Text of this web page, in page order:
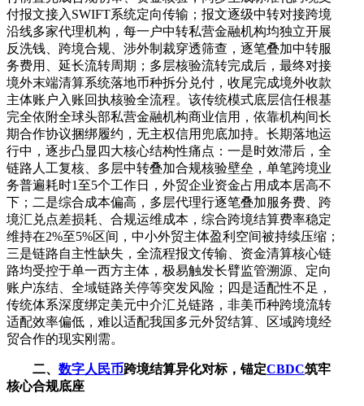
付报文接入SWIFT系统定向传输；报文逐级中转对接跨境
沿线多家代理机构，每一户中转私营金融机构均独立开展
反洗钱、跨境合规、涉外制裁穿透筛查，逐笔叠加中转服
务费用、延长流转周期；多层核验流转完成后，最终对接
境外末端清算系统落地币种拆分兑付，收尾完成境外收款
主体账户入账回执核验全流程。该传统模式底层信任根基
完全依附全球头部私营金融机构商业信用，依靠机构间长
期合作协议捆绑履约，无主权信用兜底加持。长期落地运
行中，逐步凸显四大核心结构性痛点：一是时效滞后，全
链路人工复核、多层中转叠加合规核验壁垒，单笔跨境业
务普遍耗时1至5个工作日，外贸企业资金占用成本居高不
下；二是综合成本偏高，多层代理行逐笔叠加服务费、跨
境汇兑点差损耗、合规运维成本，综合跨境结算费率稳定
维持在2%至5%区间，中小外贸主体盈利空间被持续压缩；
三是链路自主性缺失，全流程报文传输、资金清算核心链
路均受控于单一西方主体，极易触发长臂监管溯源、定向
账户冻结、全域链路关停等突发风险；四是适配性不足，
传统体系深度绑定美元中介汇兑链路，非美币种跨境流转
适配效率偏低，难以适配我国多元外贸结算、区域跨境经
贸合作的现实刚需。
二、 数字人民币跨境结算异化对标，锚定CBDC筑牢
核心合规底座